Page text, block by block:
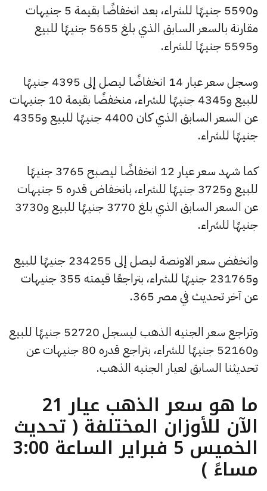
و5590 جنيهًا للشراء، بعد انخفاضًا بقيمة 5 جنيهات
مقارنة بالسعر السابق الذي بلغ 5655 جنيهًا للبيع
و5595 جنيهًا للشراء.
وسجل سعر عيار 14 انخفاضًا ليصل إلى 4395 جنيهًا
للبيع و4345 جنيهًا للشراء، منخفضًا بقيمة 10 جنيهات
عن السعر السابق الذي كان 4400 جنيهًا للبيع و4355
جنيهًا للشراء.
كما شهد سعر عيار 12 انخفاضًا ليصبح 3765 جنيهًا
للبيع و3725 جنيهًا للشراء، بانخفاض قدره 5 جنيهات
عن السعر السابق الذي بلغ 3770 جنيهًا للبيع و3730
جنيهًا للشراء.
وانخفض سعر الاونصة ليصل إلى 234255 جنيهًا للبيع
و231765 جنيهًا للشراء، بتراجعًا قيمته 355 جنيهات
عن آخر تحديث في مصر 365.
وتراجع سعر الجنيه الذهب ليسجل 52720 جنيهًا للبيع
و52160 جنيهًا للشراء، بتراجع قدره 80 جنيهات عن
تحديثنا السابق لعيار الجنيه الذهب.
ما هو سعر الذهب عيار 21
الآن للأوزان المختلفة ( تحديث
الخميس 5 فبراير الساعة 3:00
مساءً )